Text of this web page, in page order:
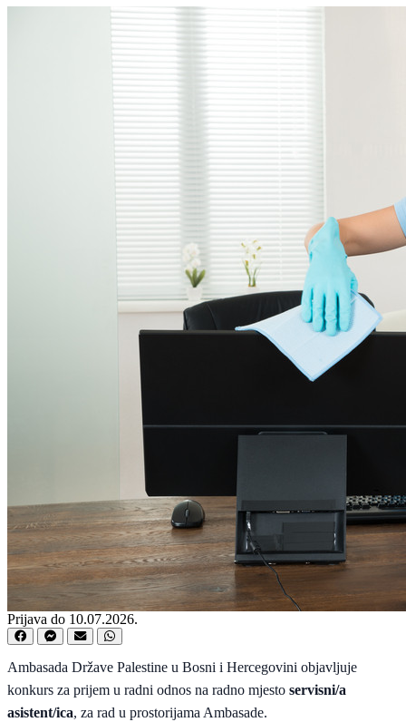
Prijava do 10.07.2026.
Ambasada Države Palestine u Bosni i Hercegovini objavljuje
konkurs za prijem u radni odnos na radno mjesto servisni/a
asistent/ica, za rad u prostorijama Ambasade.